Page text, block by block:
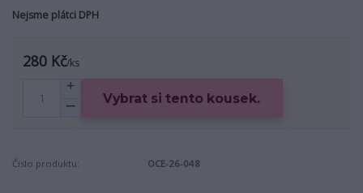
Nejsme plátci DPH
280 Kč/ks
Vybrat si tento kousek.
Číslo produktu: OCE-26-048